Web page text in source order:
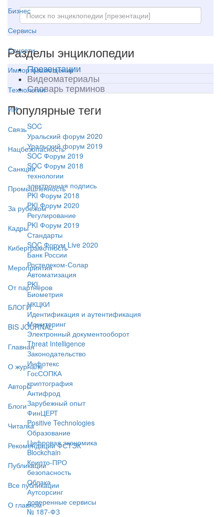
Бизнес
Сервисы
Соцсети
Импортозамещение
Технологии
ИИ
Связь
Нацбезопасность
Санкции
Промышленность
За рубежом
Кадры
Киберграмотность
Мероприятия
От партнёров
БЛОГИ
BIS JOURNAL
Главная
О журнале
Авторы
Блоги
Читалка
Рекомендации ФСТЭК
Публикации
Все публикации
О главном
Разделы энциклопедии
Презентации
Видеоматериалы
Словарь терминов
Популярные теги
SOC
Уральский форум 2020
Уральский форум 2019
SOC Форум 2019
SOC Форум 2018
технологии
электронная подпись
PKI Форум 2018
PKI Форум 2020
Регулирование
PKI Форум 2019
Стандарты
SOC Форум Live 2020
Банк России
Ростелеком-Солар
Автоматизация
PKI
Биометрия
НКЦКИ
Идентификация и аутентификация
Мониторинг
Электронный документооборот
Threat Intelligence
Законодательство
Инфотекс
ГосСОПКА
криптография
Антифрод
Зарубежный опыт
ФинЦЕРТ
Positive Technologies
Образование
Цифровая экономика
Blockchain
Крипто-ПРО
безопасность
Облака
Аутсорсинг
доверенные сервисы
№ 187-ФЗ